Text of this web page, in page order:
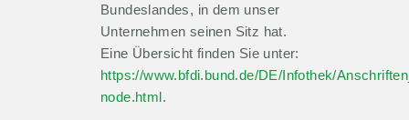
Bundeslandes, in dem unser
Unternehmen seinen Sitz hat.
Eine Übersicht finden Sie unter:
https://www.bfdi.bund.de/DE/Infothek/
node.html.